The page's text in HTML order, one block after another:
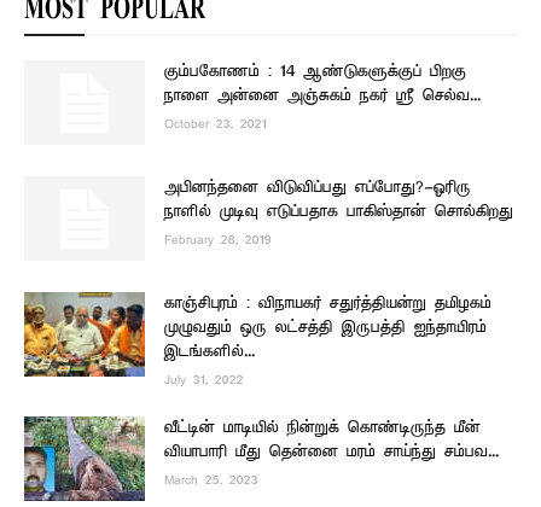
MOST POPULAR
கும்பகோணம் : 14 ஆண்டுகளுக்குப் பிறகு
நாளை அன்னை அஞ்சுகம் நகர் ஸ்ரீ செல்வ...
October 23, 2021
அபினந்தனை விடுவிப்பது எப்போது?-ஓரிரு
நாளில் முடிவு எடுப்பதாக பாகிஸ்தான் சொல்கிறது
February 28, 2019
காஞ்சிபுரம் : விநாயகர் சதுர்த்தியன்று தமிழகம்
முழுவதும் ஒரு லட்சத்தி இருபத்தி ஐந்தாயிரம்
இடங்களில்...
July 31, 2022
வீட்டின் மாடியில் நின்றுக் கொண்டிருந்த மீன்
வியாபாரி மீது தென்னை மரம் சாய்ந்து சம்பவ...
March 25, 2023